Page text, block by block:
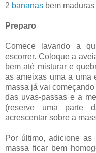
2 bananas bem
Preparo
Comece lavando a
escorrer. Coloque a
bem até misturar e
as ameixas uma a uma
massa já vai
das uvas-passas e a
(reserve uma parte
acrescentar sobre a
Por último, adicione
massa ficar bem